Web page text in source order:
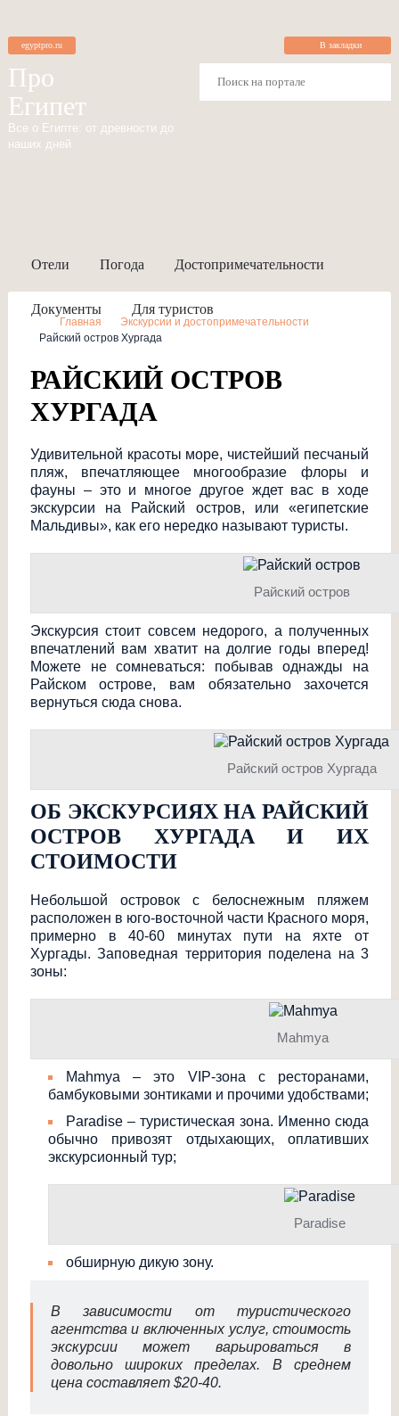
egyptpro.ru
Про
Египет
Все о Египте: от древности до
наших дней
В закладки
Отели Погода Достопримечательности
Документы Для туристов
Главная
Экскурсии и достопримечательности
Райский остров Хургада
РАЙСКИЙ ОСТРОВ
ХУРГАДА
Удивительной красоты море, чистейший песчаный
пляж, впечатляющее многообразие флоры и
фауны – это и многое другое ждет вас в ходе
экскурсии на Райский остров, или «египетские
Мальдивы», как его нередко называют туристы.
Райский остров
Экскурсия стоит совсем недорого, а полученных
впечатлений вам хватит на долгие годы вперед!
Можете не сомневаться: побывав однажды на
Райском острове, вам обязательно захочется
вернуться сюда снова.
Райский остров Хургада
ОБ ЭКСКУРСИЯХ НА РАЙСКИЙ
ОСТРОВ ХУРГАДА И ИХ
СТОИМОСТИ
Небольшой островок с белоснежным пляжем
расположен в юго-восточной части Красного моря,
примерно в 40-60 минутах пути на яхте от
Хургады. Заповедная территория поделена на 3
зоны:
Mahmya
Mahmya – это VIP-зона с ресторанами,
бамбуковыми зонтиками и прочими удобствами;
Paradise– туристическая зона. Именно сюда
обычно привозят отдыхающих, оплативших
экскурсионный тур;
Paradise
обширную дикую зону.
В зависимости от туристического
агентства и включенных услуг, стоимость
экскурсии может варьироваться в
довольно широких пределах. В среднем
цена составляет $20-40.